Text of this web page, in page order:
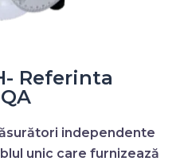
Referinta
independente
unic care furnizează